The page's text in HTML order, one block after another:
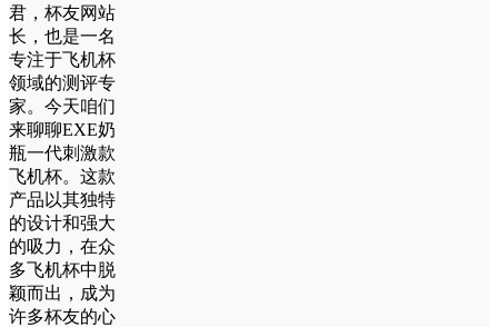
君，杯友网站
长，也是一名
专注于飞机杯
领域的测评专
家。今天咱们
来聊聊EXE奶
瓶一代刺激款
飞机杯。这款
产品以其独特
的设计和强大
的吸力，在众
多飞机杯中脱
颖而出，成为
许多杯友的心